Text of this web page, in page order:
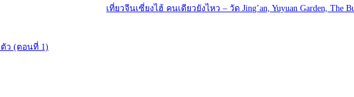
เที่ยวจีนเซี่ยงไฮ้ คนเดียวยังไหว – วัด Jing’an, Yuyuan Garden, The
ตัว (ตอนที่ 1)